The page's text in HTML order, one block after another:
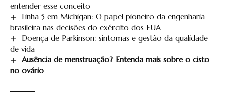
entender esse conceito
Linha 5 em Michigan: O papel pioneiro da engenharia
brasileira nas decisões do exército dos EUA
Doença de Parkinson: sintomas e gestão da qualidade
de vida
Ausência de menstruação? Entenda mais sobre o cisto
no ovário